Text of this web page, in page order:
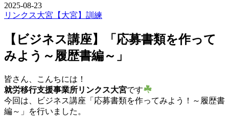
2025-08-23
リンクス大宮 【大宮】訓練
【ビジネス講座】「応募書類を作って
みよう～履歴書編～」
皆さん、こんちには！
就労移行支援事業所リンクス大宮です
今回は、ビジネス講座「応募書類を作ってみよう！～履歴書
編～」を行いました。